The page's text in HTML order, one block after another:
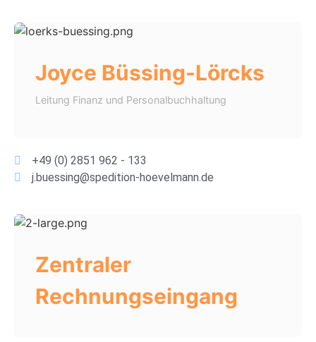
Joyce Büssing-Lörcks
Leitung Finanz und Personalbuchhaltung
+49 (0) 2851 962 - 133
j.buessing@spedition-hoevelmann.de
Zentraler
Rechnungseingang